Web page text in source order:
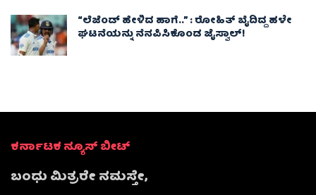
“ಲೆಜೆಂಡ್ ಹೇಳಿದ ಹಾಗೆ..” : ರೋಹಿತ್ ಬೈದಿದ್ದ ಹಳೇ
ಘಟನೆಯನ್ನು ನೆನಪಿಸಿಕೊಂಡ ಜೈಸ್ವಾಲ್!
ಕರ್ನಾಟಕ ನ್ಯೂಸ್ ಬೀಟ್
ಬಂಧು ಮಿತ್ರರೇ ನಮಸ್ತೇ,